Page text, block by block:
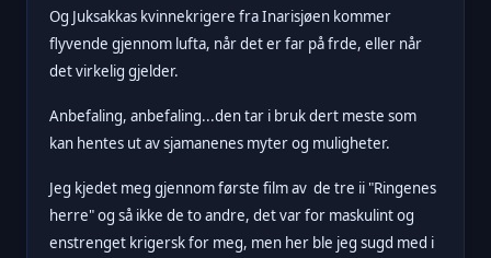
Og Juksakkas kvinnekrigere fra Inarisjøen kommer
flyvende gjennom lufta, når det er far på frde, eller når
det virkelig gjelder.
Anbefaling, anbefaling...den tar i bruk dert meste som
kan hentes ut av sjamanenes myter og muligheter.
Jeg kjedet meg gjennom første film av de tre ii "Ringenes
herre" og så ikke de to andre, det var for maskulint og
enstrenget krigersk for meg, men her ble jeg sugd med i